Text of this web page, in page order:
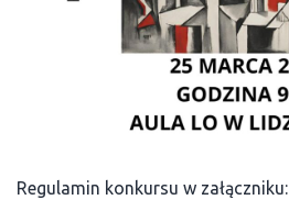
Regulamin konkursu w załączniku: